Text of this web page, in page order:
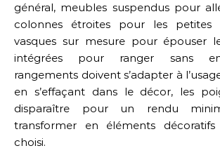
général, meubles suspendus pour
colonnes étroites pour les petites
vasques sur mesure pour épouser
intégrées pour ranger sans
rangements doivent s’adapter à
en s’effaçant dans le décor, les
disparaître pour un rendu
transformer en éléments
choisi.